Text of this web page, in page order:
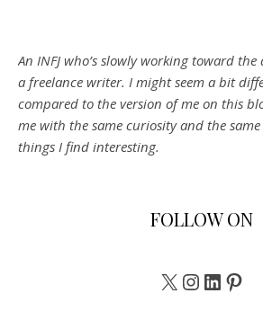
An INFJ who’s slowly working toward
a freelance writer. I might seem a bit
compared to the version of me on this
me with the same curiosity and the
things I find interesting.
FOLLOW ON
X Instagram
LinkedIn